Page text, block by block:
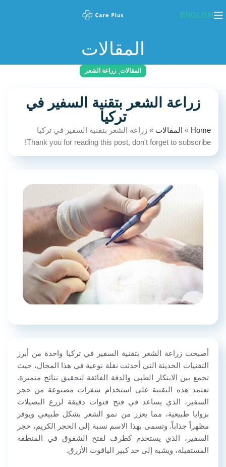
ENGLISH
المقالات
المقالات, زراعة الشعر
زراعة الشعر بتقنية السفير في
تركيا
Home
» المقالات » زراعة الشعر بتقنية السفير في تركيا
Thank you for reading this post, don't forget to subscribe!
أصبحتزراعة الشعر بتقنية السفير في تركيا واحدة من أبرز
التقنيات الحديثة التي أحدثت نقلة نوعية في هذا المجال، حيث
تجمع بين الابتكار الطبي والدقة الفائقة لتحقيق نتائج متميزة.
تعتمد هذه التقنية على استخدام شفرات مصنوعة من حجر
السفير، الذي يساعد في فتح قنوات دقيقة لزرع البصيلات
بزوايا طبيعية، مما يعزز من نمو الشعر بشكل طبيعي ويوفر
مظهراً جذاباً. وتسمى بهذا الاسم نسبة إلى الحجر الكريم، حجر
السفير، الذي يستخدم كطرف لفتح الشقوق في المنطقة
المستقبلة، ويشبه إلى حد كبير الياقوت الأزرق.